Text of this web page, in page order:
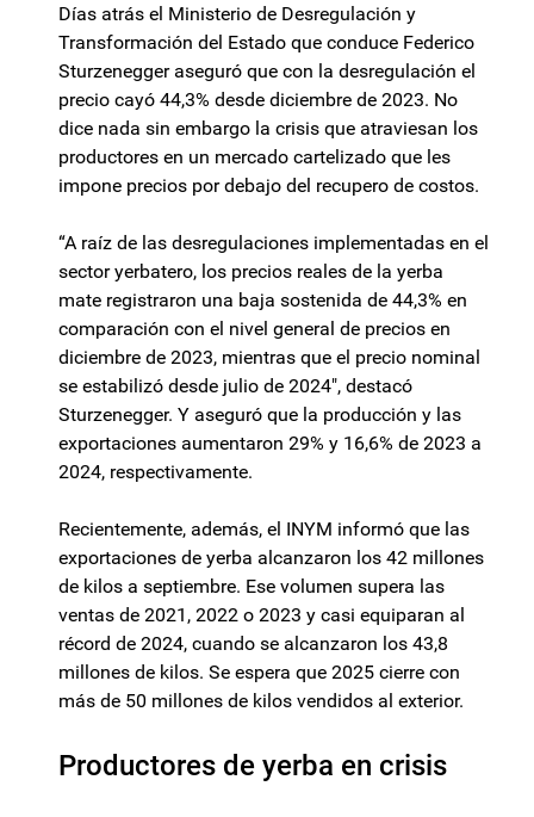
Días atrás el Ministerio de Desregulación y
Transformación del Estado que conduce Federico
Sturzenegger aseguró que con la desregulación el
precio cayó 44,3% desde diciembre de 2023. No
dice nada sin embargo la crisis que atraviesan los
productores en un mercado cartelizado que les
impone precios por debajo del recupero de costos.
“A raíz de las desregulaciones implementadas en el
sector yerbatero, los precios reales de la yerba
mate registraron una baja sostenida de 44,3% en
comparación con el nivel general de precios en
diciembre de 2023, mientras que el precio nominal
se estabilizó desde julio de 2024″, destacó
Sturzenegger. Y aseguró que la producción y las
exportaciones aumentaron 29% y 16,6% de 2023 a
2024, respectivamente.
Recientemente, además, el INYM informó que las
exportaciones de yerba alcanzaron los 42 millones
de kilos a septiembre. Ese volumen supera las
ventas de 2021, 2022 o 2023 y casi equiparan al
récord de 2024, cuando se alcanzaron los 43,8
millones de kilos. Se espera que 2025 cierre con
más de 50 millones de kilos vendidos al exterior.
Productores de yerba en crisis